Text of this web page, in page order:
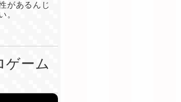
があるんじ
。
ゲーム